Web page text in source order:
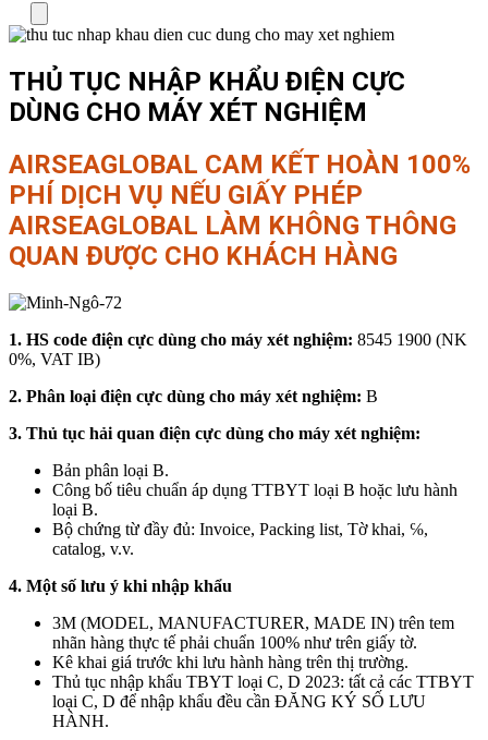
THỦ TỤC NHẬP KHẨU ĐIỆN CỰC
DÙNG CHO MÁY XÉT NGHIỆM
AIRSEAGLOBAL CAM KẾT HOÀN 100%
PHÍ DỊCH VỤ NẾU GIẤY PHÉP
AIRSEAGLOBAL LÀM KHÔNG THÔNG
QUAN ĐƯỢC CHO KHÁCH HÀNG
1. HS code điện cực dùng cho máy xét nghiệm: 8545 1900 (NK
0%, VAT IB)
2. Phân loại điện cực dùng cho máy xét nghiệm: B
3. Thủ tục hải quan điện cực dùng cho máy xét nghiệm:
Bản phân loại B.
Công bố tiêu chuẩn áp dụng TTBYT loại B hoặc lưu hành
loại B.
Bộ chứng từ đầy đủ: Invoice, Packing list, Tờ khai, ℅,
catalog, v.v.
4. Một số lưu ý khi nhập khẩu
3M (MODEL, MANUFACTURER, MADE IN) trên tem
nhãn hàng thực tế phải chuẩn 100% như trên giấy tờ.
Kê khai giá trước khi lưu hành hàng trên thị trường.
Thủ tục nhập khẩu TBYT loại C, D 2023: tất cả các TTBYT
loại C, D để nhập khẩu đều cần ĐĂNG KÝ SỐ LƯU
HÀNH.